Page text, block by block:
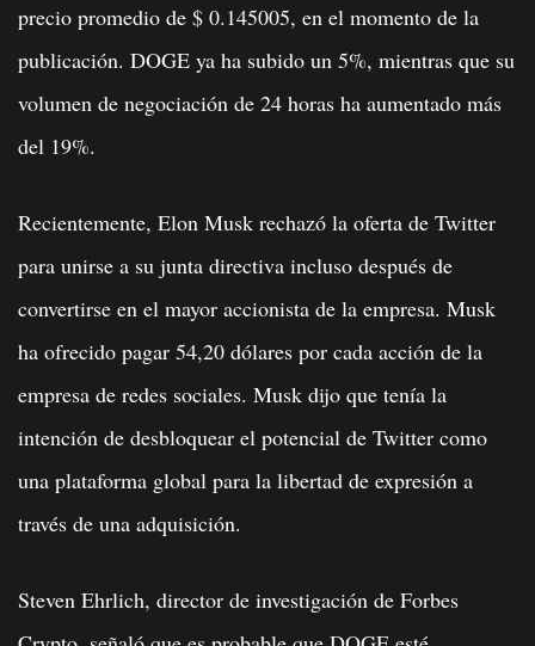
precio promedio de $ 0.145005, en el momento de la
publicación. DOGE ya ha subido un 5%, mientras que su
volumen de negociación de 24 horas ha aumentado más
del 19%.
Recientemente, Elon Musk rechazó la oferta de Twitter
para unirse a su junta directiva incluso después de
convertirse en el mayor accionista de la empresa. Musk
ha ofrecido pagar 54,20 dólares por cada acción de la
empresa de redes sociales. Musk dijo que tenía la
intención de desbloquear el potencial de Twitter como
una plataforma global para la libertad de expresión a
través de una adquisición.
Steven Ehrlich, director de investigación de Forbes